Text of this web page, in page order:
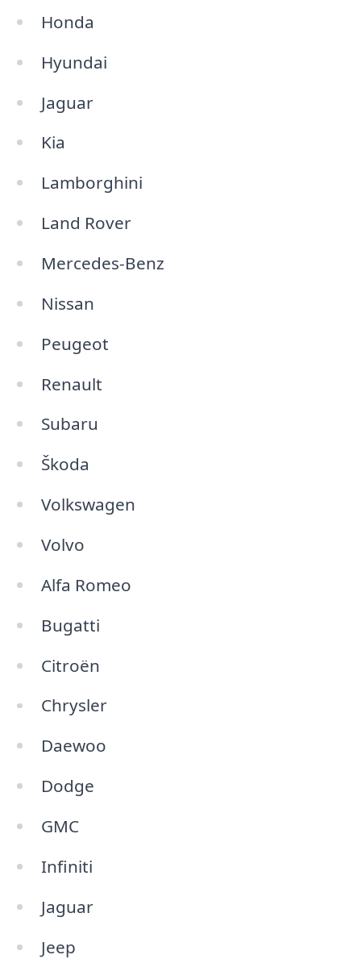
Honda
Hyundai
Jaguar
Kia
Lamborghini
Land Rover
Mercedes-Benz
Nissan
Peugeot
Renault
Subaru
Škoda
Volkswagen
Volvo
Alfa Romeo
Bugatti
Citroën
Chrysler
Daewoo
Dodge
GMC
Infiniti
Jaguar
Jeep